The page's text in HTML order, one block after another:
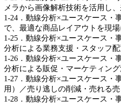
メラから画像解析技術を活用し
1-24．動線分析×ユースケース・
で、最適な商品レイアウトを現
1-25．動線分析×ユースケース・
分析による業務支援・スタッフ
1-26．動線分析×ユースケース・
分析による販促・マーケティン
1-27．動線分析×ユースケース・
用）／売り逃しの削減・売れる
1-28．動線分析×ユースケース・